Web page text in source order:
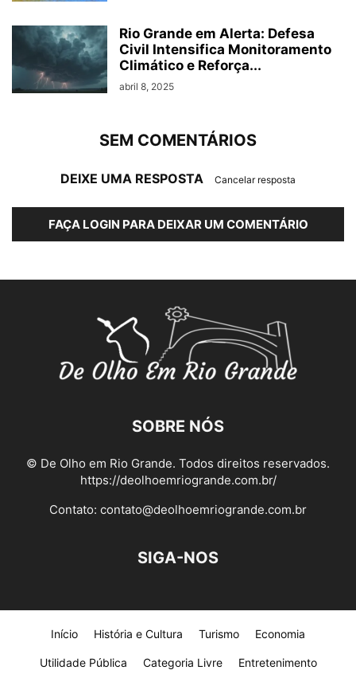
Rio Grande em Alerta: Defesa
Civil Intensifica Monitoramento
Climático e Reforça...
abril 8, 2025
SEM COMENTÁRIOS
DEIXE UMA RESPOSTA Cancelar resposta
FAÇA LOGIN PARA DEIXAR UM COMENTÁRIO
SOBRE NÓS
© De Olho em Rio Grande. Todos direitos reservados.
https://deolhoemriogrande.com.br/
Contato: contato@deolhoemriogrande.com.br
SIGA-NOS
Início História e Cultura Turismo Economia
Utilidade Pública Categoria Livre Entretenimento